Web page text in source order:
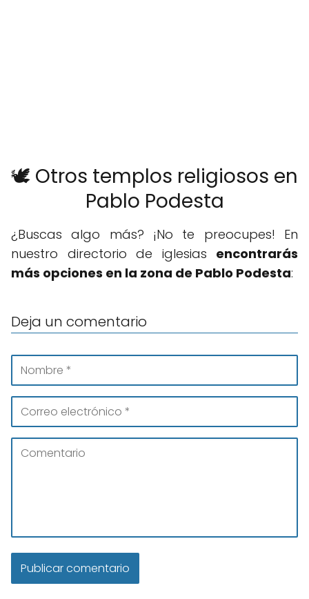
🕊️ Otros templos religiosos en
Pablo Podesta
¿Buscas algo más? ¡No te preocupes! En
nuestro directorio de iglesias encontrarás
más opciones en la zona de Pablo Podesta:
Deja un comentario